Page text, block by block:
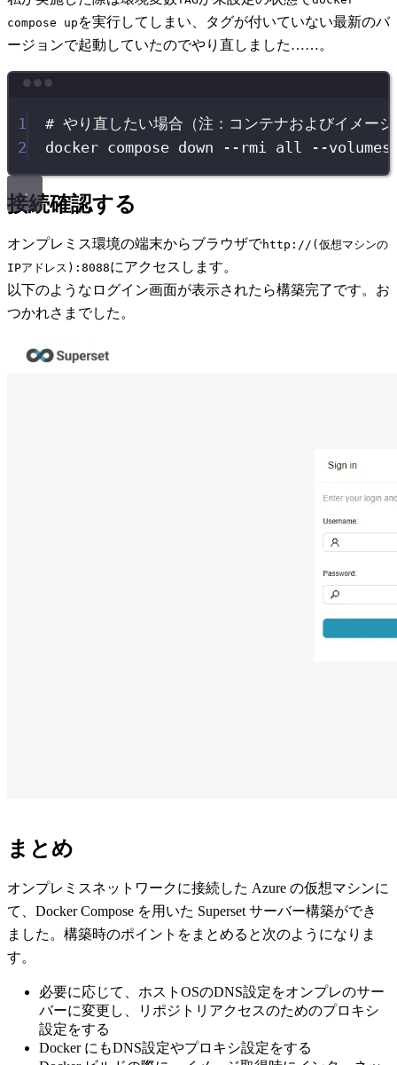
compose up を実行してしまい、タグが付いていない最新のバ
ージョンで起動していたのでやり直しました……。
1
# やり直したい場合（注：コンテナおよびイメー
2
docker compose down --rmi all --volumes
接続確認する
オンプレミス環境の端末からブラウザでhttp://(仮想マシンの
IPアドレス):8088にアクセスします。
以下のようなログイン画面が表示されたら構築完了です。お
つかれさまでした。
まとめ
オンプレミスネットワークに接続した Azure の仮想マシンに
て、Docker Compose を用いた Superset サーバー構築ができ
ました。構築時のポイントをまとめると次のようになりま
す。
必要に応じて、ホストOSのDNS設定をオンプレのサー
バーに変更し、リポジトリアクセスのためのプロキシ
設定をする
Docker にもDNS設定やプロキシ設定をする